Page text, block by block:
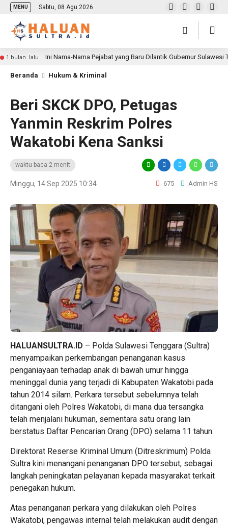
MENU Sabtu, 08 Agu 2026
1 bulan lalu Ini Nama-Nama Pejabat yang Baru Dilantik Gubernur Sulawesi
Beranda Hukum & Kriminal
Beri SKCK DPO, Petugas
Yanmin Reskrim Polres
Wakatobi Kena Sanksi
waktu baca 2 menit
Minggu, 14 Sep 2025 10:34 675 Admin HS
HALUANSULTRA.ID – Polda Sulawesi Tenggara (Sultra)
menyampaikan perkembangan penanganan kasus
penganiayaan terhadap anak di bawah umur hingga
meninggal dunia yang terjadi di Kabupaten Wakatobi pada
tahun 2014 silam. Perkara tersebut sebelumnya telah
ditangani oleh Polres Wakatobi, di mana dua tersangka
telah menjalani hukuman, sementara satu orang lain
berstatus Daftar Pencarian Orang (DPO) selama 11 tahun.
Direktorat Reserse Kriminal Umum (Ditreskrimum) Polda
Sultra kini menangani penanganan DPO tersebut, sebagai
langkah peningkatan pelayanan kepada masyarakat terkait
penegakan hukum.
Atas penanganan perkara yang dilakukan oleh Polres
Wakatobi, pengawas internal telah melakukan audit dengan